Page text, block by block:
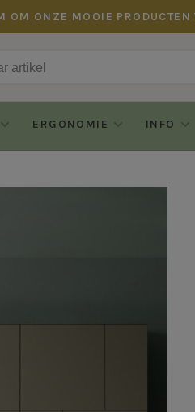
OM ONZE MOOIE
ERGONOMIE INFO